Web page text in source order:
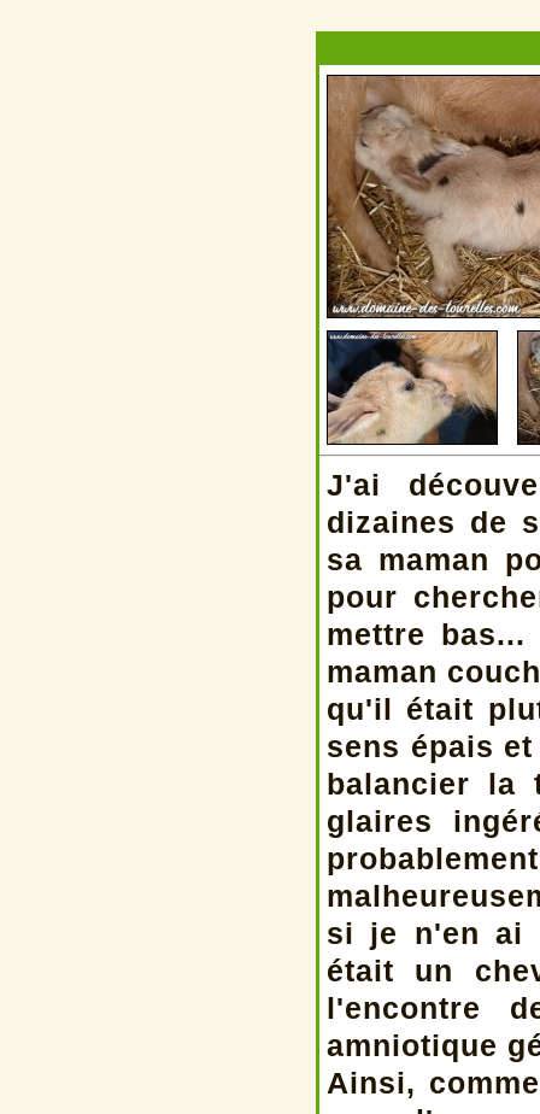
J'ai
dizaines de
sa maman
pour
mettre
maman
qu'il était
sens épais
balancier la
glaires
si je n'en ai
était un
l'encontre
amniotique
Ainsi,